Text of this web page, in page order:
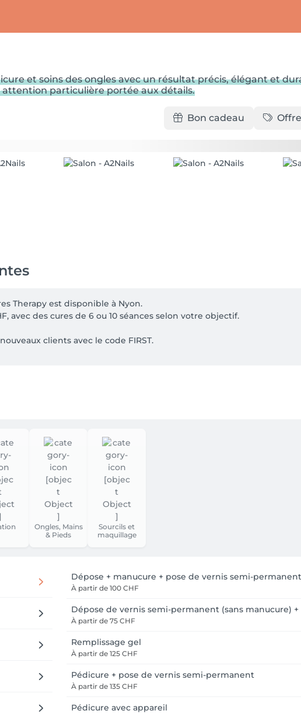
et soins des ongles avec un résultat précis, élégant et
particulière portée aux détails.
Bon cadeau
Therapy est disponible à Nyon.
avec des cures de 6 ou 10 séances selon votre objectif.
clients avec le code FIRST.
Ongles, Mains
& Pieds
Sourcils et
maquillage
Dépose + manucure + pose de vernis semi-permanent
À partir de 100 CHF
Dépose de vernis semi-permanent (sans manucure)
À partir de 75 CHF
Remplissage gel
À partir de 125 CHF
Pédicure + pose de vernis semi-permanent
À partir de 135 CHF
Pédicure avec appareil